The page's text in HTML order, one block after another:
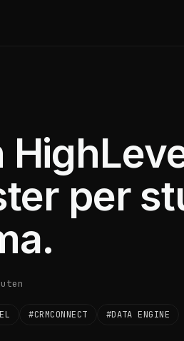
per
#CRMCONNECT #DATA ENGINE